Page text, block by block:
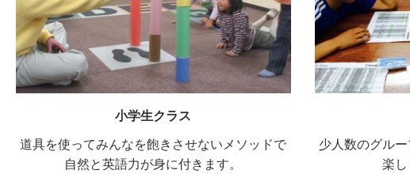
小学生クラス
道具を使ってみんなを飽きさせないメソッドで
自然と英語力が身に付きます。
少人数のグル
楽し